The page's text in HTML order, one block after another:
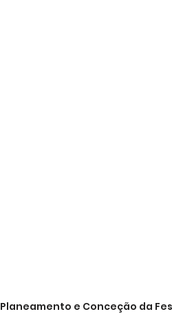
Planeamento e Conceção da